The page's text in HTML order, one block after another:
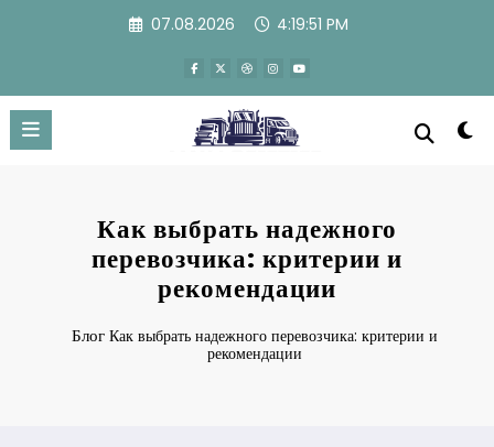
07.08.2026 4:19:52 PM
Как выбрать надежного
перевозчика: критерии и
рекомендации
Блог Как выбрать надежного перевозчика: критерии и
рекомендации